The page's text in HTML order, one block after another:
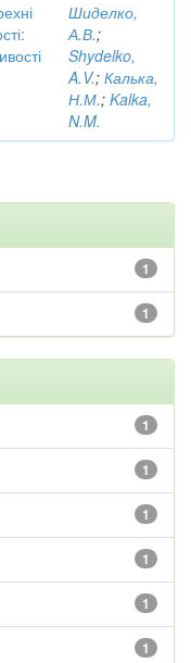
Шиделко,
А.В.;
Shydelko,
A.V.; Калька,
Н.М.; Kalka,
N.M.
1
1
1
1
1
1
1
1